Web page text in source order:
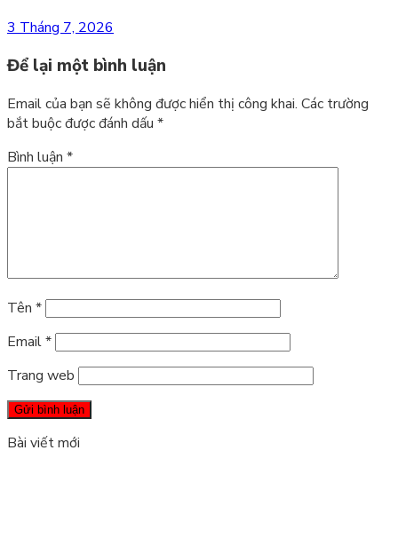
3 Tháng 7, 2026
Để lại một bình luận
Email của bạn sẽ không được hiển thị công khai. Các trường
bắt buộc được đánh dấu *
Bình luận *
Tên *
Email*
Trang web
Bài viết mới